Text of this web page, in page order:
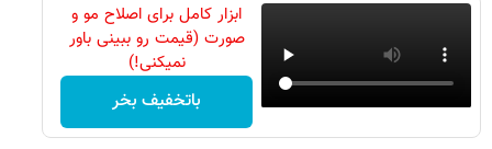
ابزار کامل برای اصلاح مو و
صورت (قیمت رو ببینی باور
نمیکنی!)
باتخفیف بخر